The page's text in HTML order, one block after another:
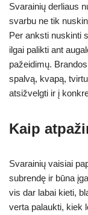
Svarainių derliaus
svarbu ne tik
Per anksti nuskinti
ilgai palikti ant
pažeidimų.
spalvą, kvapą,
atsižvelgti ir į
Kaip
Svarainių vaisiai
subrendę ir būna
vis dar labai kieti,
verta palaukti, kiek